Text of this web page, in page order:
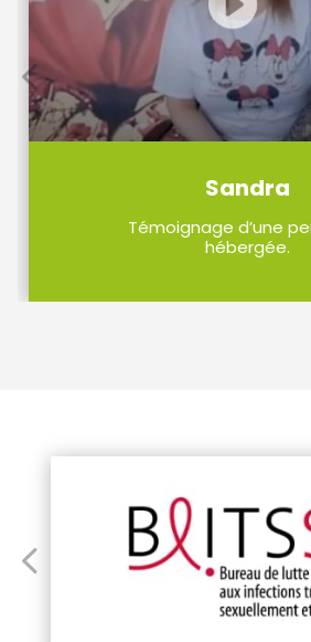
Sandra
Témoignage d’une
hébergée.